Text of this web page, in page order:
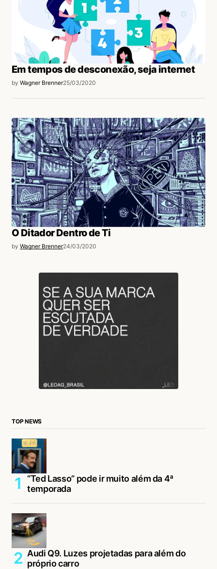
Em tempos de desconexão, seja internet
by Wagner Brenner25/03/2020
O Ditador Dentro de Ti
by Wagner Brenner24/03/2020
TOP NEWS
“Ted Lasso” pode ir muito além da 4ª
temporada
Audi Q9. Luzes projetadas para além do
próprio carro